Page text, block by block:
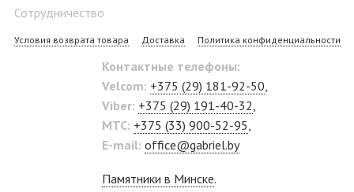
Сотрудничество
Условия возврата товара Доставка Политика конфиденциальности
Контактные телефоны:
Velcom: +375 (29) 181-92-50
Viber: +375 (29) 191-40-32
MTC: +375 (33) 900-52-95
E-mail: office@gabriel.by
Памятники в Минске.